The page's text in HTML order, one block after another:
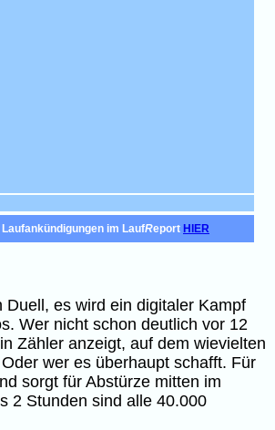
im LaufReport HIER
es wird ein digitaler Kampf
Wer nicht schon deutlich vor 12
Zähler anzeigt, auf dem wievielten
wer es überhaupt schafft. Für
sorgt für Abstürze mitten im
2 Stunden sind alle 40.000